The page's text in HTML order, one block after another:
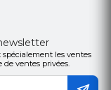
spécialement les ventes
de ventes privées.